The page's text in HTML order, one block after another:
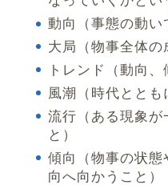
動向（事態の動い
大局（物事全体の
トレンド（動向、
風潮（時代ととも
流行（ある現象が
と）
傾向（物事の状態
向へ向かうこと）